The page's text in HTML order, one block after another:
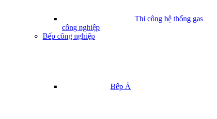
Thi công hệ thống gas
công nghiệp
Bếp công nghiệp
Bếp Á